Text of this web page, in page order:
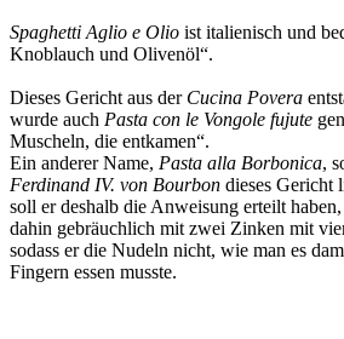
Spaghetti Aglio e Olio ist italienisch und
Knoblauch und Olivenöl“.
Dieses Gericht aus der Cucina Povera
wurde auch Pasta con le Vongole fujute
Muscheln, die entkamen“.
Ein anderer Name, Pasta alla Borbonica,
Ferdinand IV. von Bourbon dieses Gericht
soll er deshalb die Anweisung erteilt
dahin gebräuchlich mit zwei Zinken mit
sodass er die Nudeln nicht, wie man es
Fingern essen musste.